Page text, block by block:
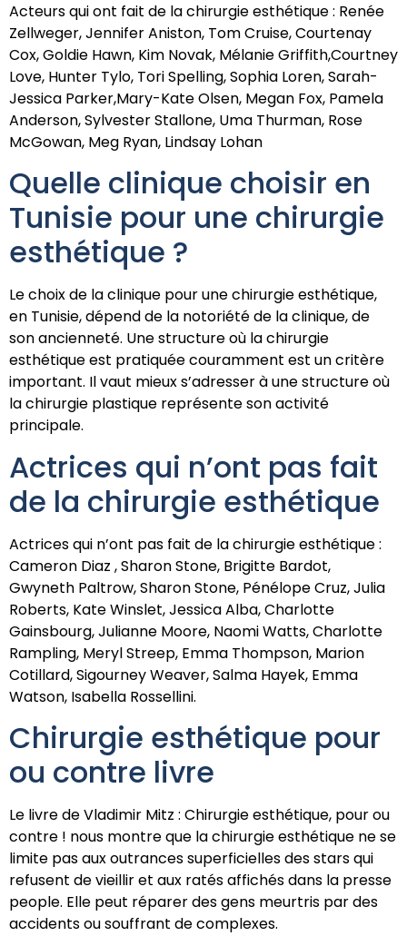
Acteurs qui ont fait de la chirurgie esthétique : Renée
Zellweger, Jennifer Aniston, Tom Cruise, Courtenay
Cox, Goldie Hawn, Kim Novak, Mélanie Griffith,Courtney
Love, Hunter Tylo, Tori Spelling, Sophia Loren, Sarah-
Jessica Parker,Mary-Kate Olsen, Megan Fox, Pamela
Anderson, Sylvester Stallone, Uma Thurman, Rose
McGowan, Meg Ryan, Lindsay Lohan
Quelle clinique choisir en
Tunisie pour une chirurgie
esthétique ?
Le choix de la clinique pour une chirurgie esthétique,
en Tunisie, dépend de la notoriété de la clinique, de
son ancienneté. Une structure où la chirurgie
esthétique est pratiquée couramment est un critère
important. Il vaut mieux s’adresser à une structure où
la chirurgie plastique représente son activité
principale.
Actrices qui n’ont pas fait
de la chirurgie esthétique
Actrices qui n’ont pas fait de la chirurgie esthétique :
Cameron Diaz , Sharon Stone, Brigitte Bardot,
Gwyneth Paltrow, Sharon Stone, Pénélope Cruz, Julia
Roberts, Kate Winslet, Jessica Alba, Charlotte
Gainsbourg, Julianne Moore, Naomi Watts, Charlotte
Rampling, Meryl Streep, Emma Thompson, Marion
Cotillard, Sigourney Weaver, Salma Hayek, Emma
Watson, Isabella Rossellini.
Chirurgie esthétique pour
ou contre livre
Le livre de Vladimir Mitz : Chirurgie esthétique, pour ou
contre ! nous montre que la chirurgie esthétique ne se
limite pas aux outrances superficielles des stars qui
refusent de vieillir et aux ratés affichés dans la presse
people. Elle peut réparer des gens meurtris par des
accidents ou souffrant de complexes.